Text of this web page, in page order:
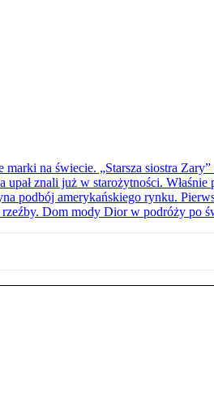
marki na świecie. „Starsza siostra Zary”
upał znali już w starożytności.
podbój amerykańskiego rynku.
Dom mody Dior w podróży po